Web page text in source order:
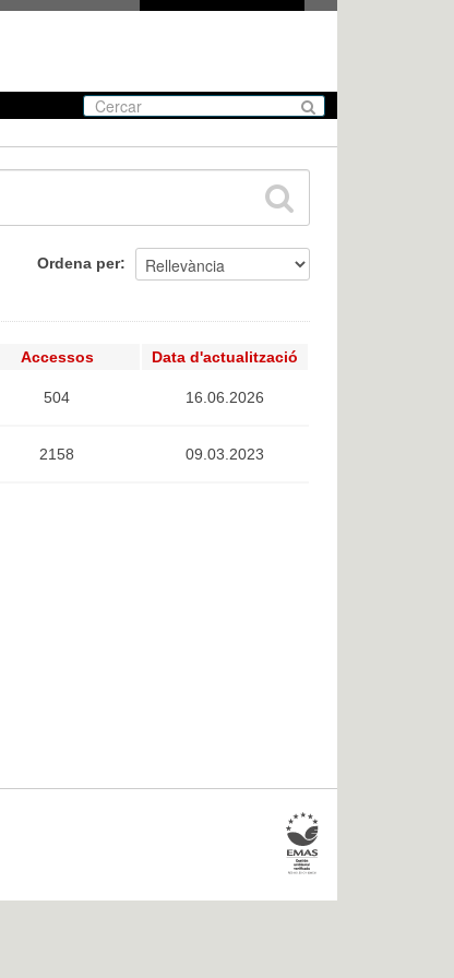
Ordena per
Accessos Data d'actualització
504 16.06.2026
2158 09.03.2023